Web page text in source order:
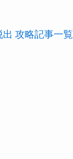
攻略記事一覧